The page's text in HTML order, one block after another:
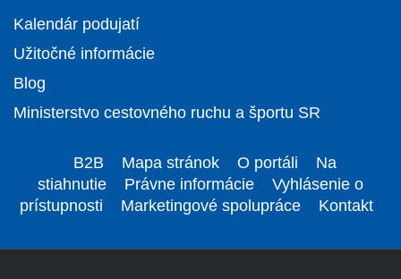
Kalendár podujatí
Užitočné informácie
Blog
Ministerstvo cestovného ruchu a športu SR
B2B Mapa stránok O portáli
Na
stiahnutie
Právne informácie
Vyhlásenie o
prístupnosti
Marketingové spolupráce Kontakt